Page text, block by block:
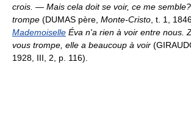
crois. — Mais cela doit se voir, ce me semble?
trompe (DUMAS père, Monte-Cristo , t. 1,
Mademoiselle Éva n'a rien à voir entre nous.
vous trompe, elle a beaucoup à voir
1928, III, 2, p. 116).